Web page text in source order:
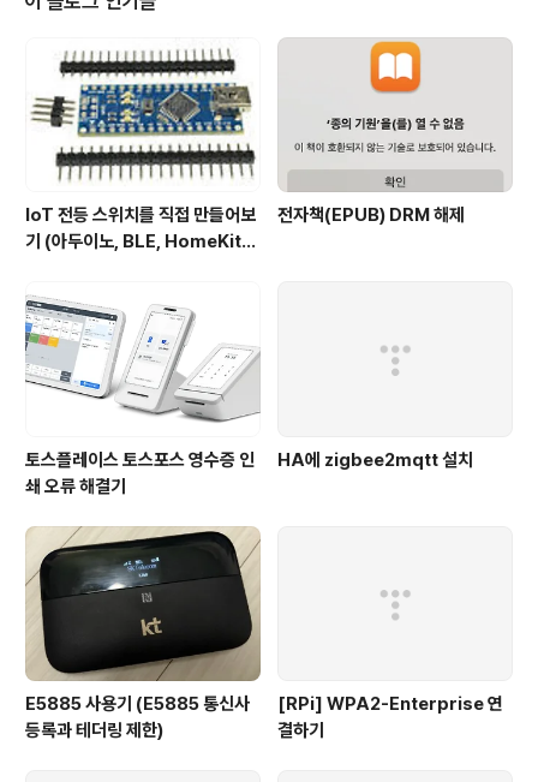
{vk15}#..
IoT 전등 스위치를 직접 만들어보
기 (아두이노, BLE, HomeKit) 1
전자책(EPUB) DRM 해제
토스플레이스 토스포스 영수증 인
쇄 오류 해결기
HA에 zigbee2mqtt 설치
E5885 사용기 (E5885 통신사
등록과 테더링 제한)
[RPi] WPA2-Enterprise 연
결하기